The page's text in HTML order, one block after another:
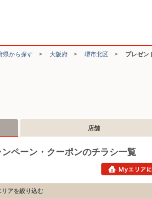
県から探す > 大阪府 > 堺市北区 > プレゼン
店舗
ペーン・クーポンのチラシ一覧
リアを絞り込む